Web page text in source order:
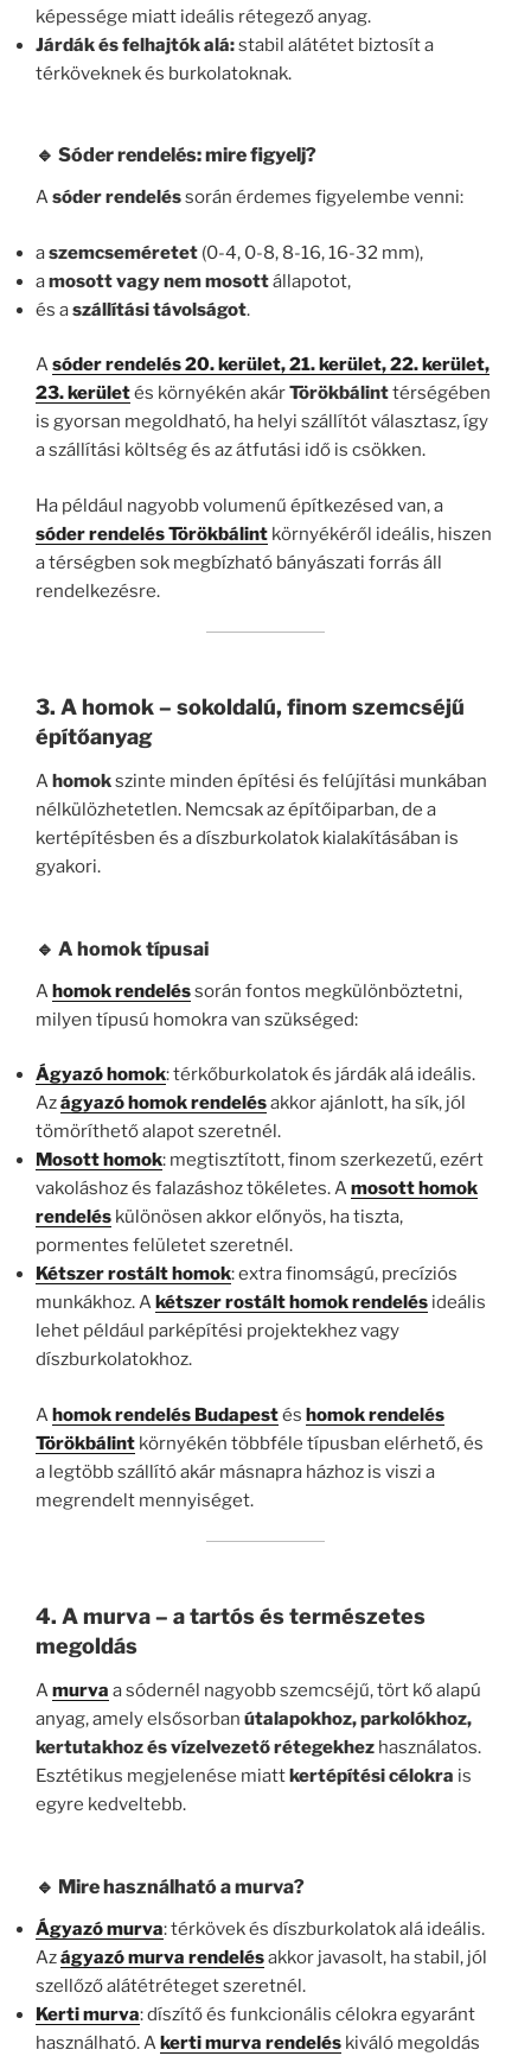
képessége miatt ideális rétegező anyag.
Járdák és felhajtók alá:stabil alátétet biztosít a
térköveknek és burkolatoknak.
🔹 Sóder rendelés: mire figyelj?
Asóder rendeléssorán érdemes figyelembe venni:
aszemcseméretet (0-4, 0-8, 8-16, 16-32 mm),
amosott vagy nem mosottállapotot,
és aszállítási távolságot.
Asóder rendelés 20. kerület, 21. kerület, 22. kerület,
23. kerületés környékén akárTörökbálinttérségében
is gyorsan megoldható, ha helyi szállítót választasz, így
a szállítási költség és az átfutási idő is csökken.
Ha például nagyobb volumenű építkezésed van, a
sóder rendelés Törökbálint környékéről ideális, hiszen
a térségben sok megbízható bányászati forrás áll
rendelkezésre.
3. A homok – sokoldalú, finom szemcséjű
építőanyag
Ahomokszinte minden építési és felújítási munkában
nélkülözhetetlen. Nemcsak az építőiparban, de a
kertépítésben és a díszburkolatok kialakításában is
gyakori.
🔹 A homok típusai
Ahomok rendeléssorán fontos megkülönböztetni,
milyen típusú homokra van szükséged:
Ágyazó homok: térkőburkolatok és járdák alá ideális.
Azágyazó homok rendelésakkor ajánlott, ha sík, jól
tömöríthető alapot szeretnél.
Mosott homok: megtisztított, finom szerkezetű, ezért
vakoláshoz és falazáshoz tökéletes. Amosott homok
rendelés különösen akkor előnyös, ha tiszta,
pormentes felületet szeretnél.
Kétszer rostált homok: extra finomságú, precíziós
munkákhoz. Akétszer rostált homok rendelés ideális
lehet például parképítési projektekhez vagy
díszburkolatokhoz.
Ahomok rendelés Budapestés homok rendelés
Törökbálint környékén többféle típusban elérhető, és
a legtöbb szállító akár másnapra házhoz is viszi a
megrendelt mennyiséget.
4. A murva – a tartós és természetes
megoldás
Amurva a sódernél nagyobb szemcséjű, tört kő alapú
anyag, amely elsősorban útalapokhoz, parkolókhoz,
kertutakhoz és vízelvezető rétegekhez használatos.
Esztétikus megjelenése miattkertépítési célokra is
egyre kedveltebb.
🔹 Mire használható a murva?
Ágyazó murva: térkövek és díszburkolatok alá ideális.
Azágyazó murva rendelésakkor javasolt, ha stabil, jól
szellőző alátétréteget szeretnél.
Kerti murva: díszítő és funkcionális célokra egyaránt
használható. Akerti murva rendelés kiváló megoldás